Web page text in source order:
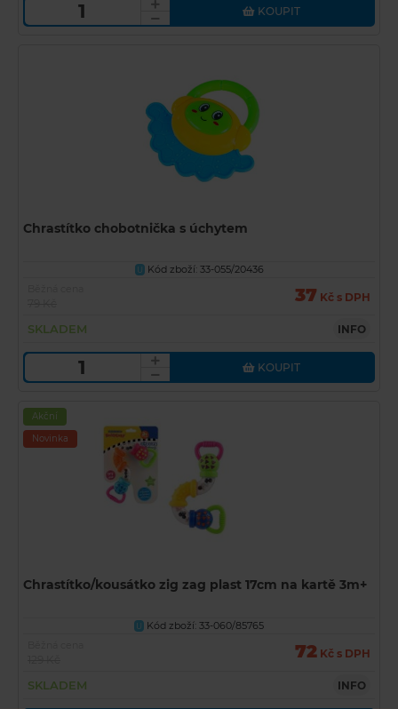
KOUPIT
Chrastítko chobotnička s úchytem
U Kód zboží: 33-055/20436
37 Kč s DPH
SKLADEM INFO
KOUPIT
Akční
Novinka
Chrastítko/kousátko zig zag plast 17cm na kartě 3m+
U
Kód zboží: 33-060/85765
72 Kč s DPH
SKLADEM INFO